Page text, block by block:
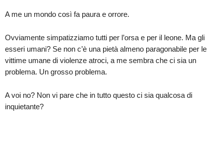
A me un mondo così fa paura e orrore.
Ovviamente simpatizziamo tutti per l’orsa e per il leone. Ma gli
esseri umani? Se non c’è una pietà almeno paragonabile per le
vittime umane di violenze atroci, a me sembra che ci sia un
problema. Un grosso problema.
A voi no? Non vi pare che in tutto questo ci sia qualcosa di
inquietante?